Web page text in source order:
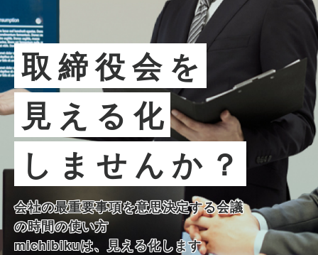
取締役会を
見える化
しませんか？
会社の最重要事項を意思決定する会議
の時間の使い方
michibikuは、見える化します